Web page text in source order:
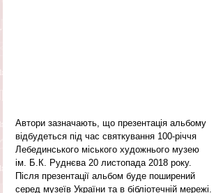
Автори зазначають, що презентація альбому
відбудеться під час святкування 100-річчя
Лебединського міського художнього музею
ім. Б.К. Руднєва 20 листопада 2018 року.
Після презентації альбом буде поширений
серед музеїв України та в бібліотечній мережі.